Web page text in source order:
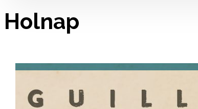
Holnap